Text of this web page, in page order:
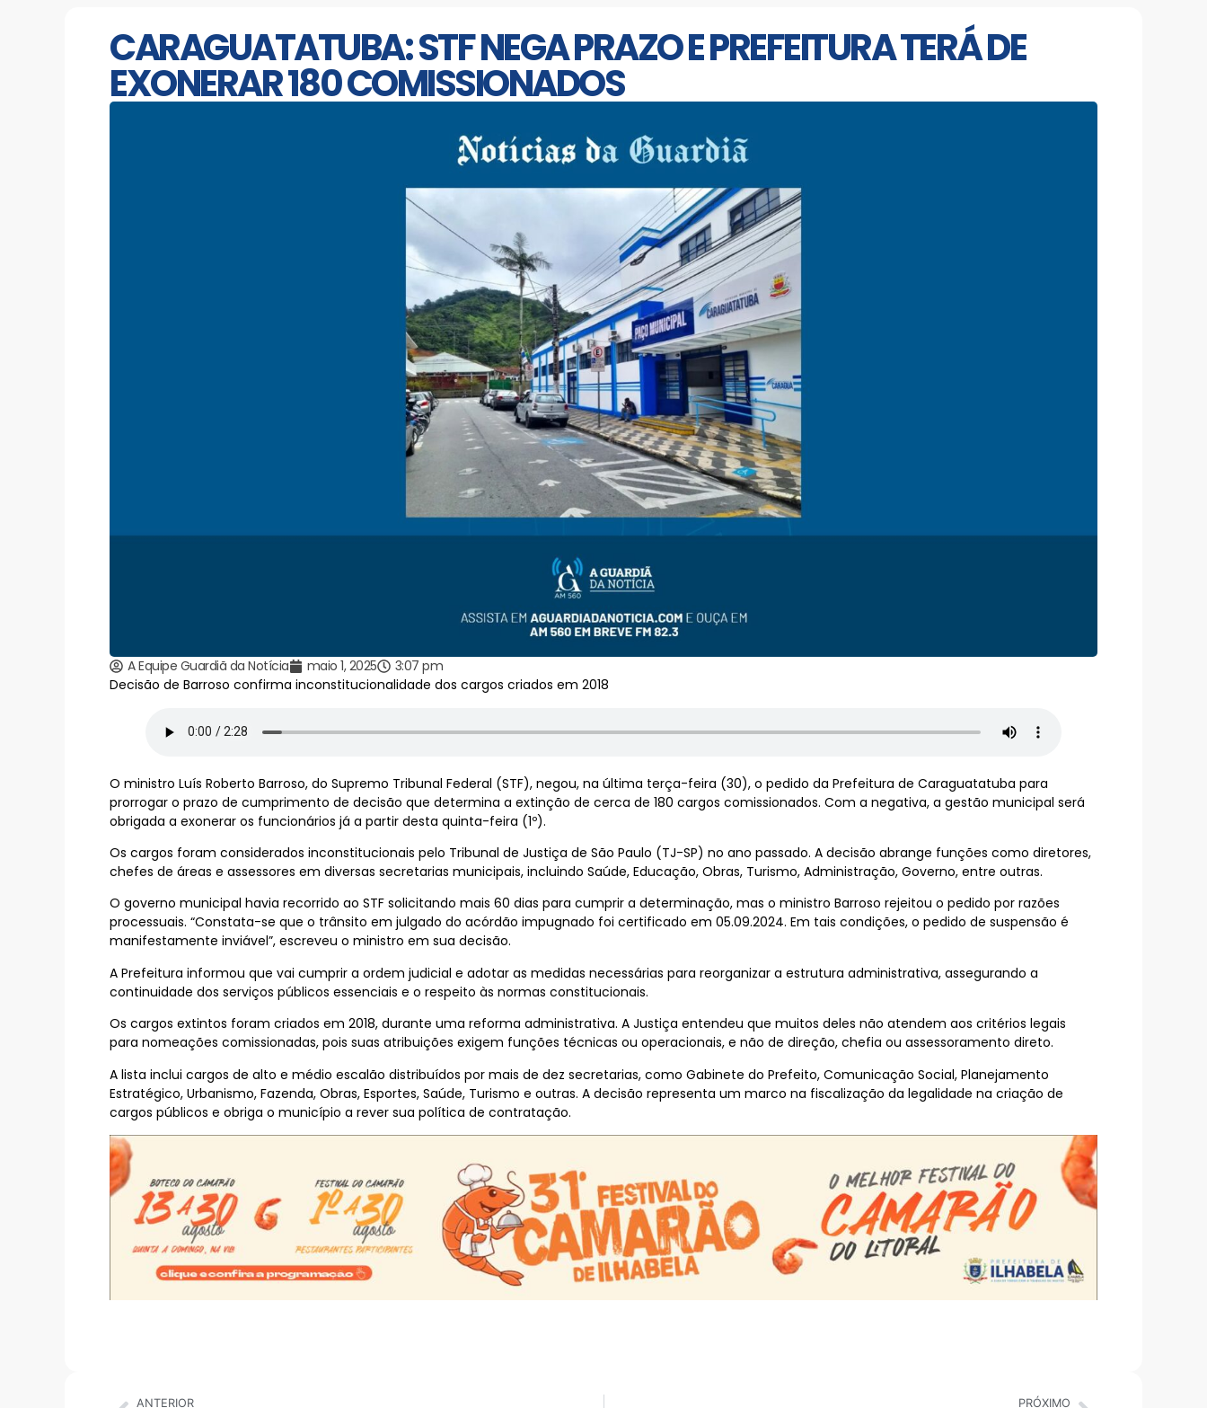
CARAGUATATUBA: STF NEGA PRAZO E PREFEITURA TERÁ DE
EXONERAR 180 COMISSIONADOS
A Equipe Guardiã da Notícia maio 1, 2025
3:07 pm
Decisão de Barroso confirma inconstitucionalidade dos cargos criados em 2018
O ministro Luís Roberto Barroso, do Supremo Tribunal Federal (STF), negou, na última terça-feira (30), o pedido da Prefeitura de Caraguatatuba para
prorrogar o prazo de cumprimento de decisão que determina a extinção de cerca de 180 cargos comissionados. Com a negativa, a gestão municipal será
obrigada a exonerar os funcionários já a partir desta quinta-feira (1º).
Os cargos foram considerados inconstitucionais pelo Tribunal de Justiça de São Paulo (TJ-SP) no ano passado. A decisão abrange funções como diretores,
chefes de áreas e assessores em diversas secretarias municipais, incluindo Saúde, Educação, Obras, Turismo, Administração, Governo, entre outras.
O governo municipal havia recorrido ao STF solicitando mais 60 dias para cumprir a determinação, mas o ministro Barroso rejeitou o pedido por razões
processuais. “Constata-se que o trânsito em julgado do acórdão impugnado foi certificado em 05.09.2024. Em tais condições, o pedido de suspensão é
manifestamente inviável”, escreveu o ministro em sua decisão.
A Prefeitura informou que vai cumprir a ordem judicial e adotar as medidas necessárias para reorganizar a estrutura administrativa, assegurando a
continuidade dos serviços públicos essenciais e o respeito às normas constitucionais.
Os cargos extintos foram criados em 2018, durante uma reforma administrativa. A Justiça entendeu que muitos deles não atendem aos critérios legais
para nomeações comissionadas, pois suas atribuições exigem funções técnicas ou operacionais, e não de direção, chefia ou assessoramento direto.
A lista inclui cargos de alto e médio escalão distribuídos por mais de dez secretarias, como Gabinete do Prefeito, Comunicação Social, Planejamento
Estratégico, Urbanismo, Fazenda, Obras, Esportes, Saúde, Turismo e outras. A decisão representa um marco na fiscalização da legalidade na criação de
cargos públicos e obriga o município a rever sua política de contratação.
ANTERIOR PRÓXIMO